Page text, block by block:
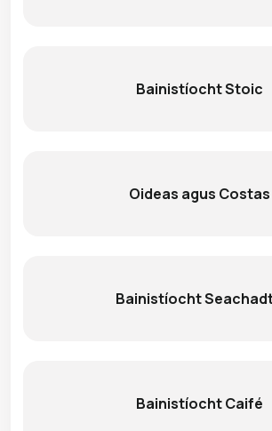
Bainistíocht Stoic
Oideas agus Costas
Bainistíocht
Bainistíocht Caifé